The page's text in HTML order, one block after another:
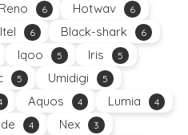
Reno 6 Hotwav 6
Itel 6 Black-shark 6
Iqoo 5 Iris 5
5 Umidigi 5
Aquos 4 Lumia 4
4 Nex 3